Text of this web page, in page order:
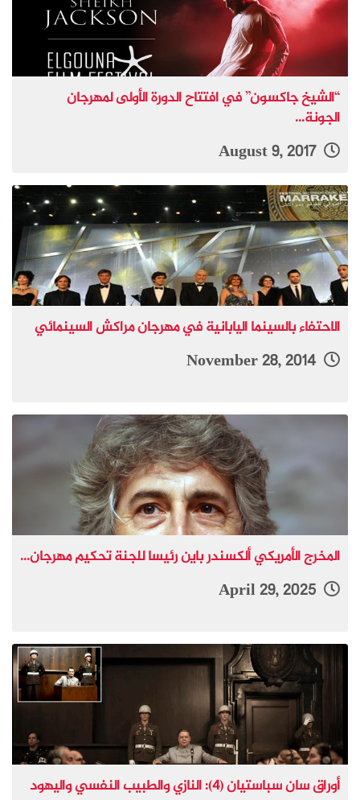
“الشيخ جاكسون” في افتتاح الدورة الأولى لمهرجان
الجونة...
August 9, 2017
الاحتفاء بالسينما اليابانية في مهرجان مراكش السينمائي
المخرج الأمريكي ألكسندر باين رئيسا للجنة تحكيم مهرجان...
أوراق سان سباستيان (4): النازي والطبيب النفسي واليهود